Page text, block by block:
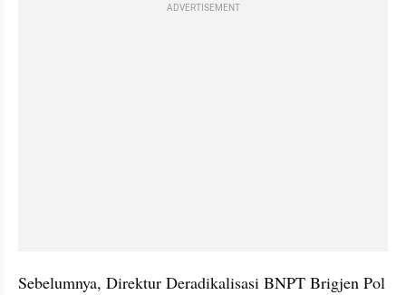
ADVERTISEMENT
Sebelumnya, Direktur Deradikalisasi BNPT Brigjen Pol